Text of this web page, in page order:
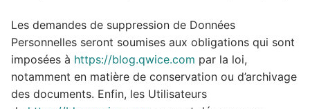
Les demandes de suppression de Données
Personnelles seront soumises aux obligations qui sont
imposées à https://blog.qwice.com par la loi,
notamment en matière de conservation ou d’archivage
des documents. Enfin, les Utilisateurs